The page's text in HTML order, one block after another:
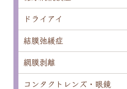
ドライアイ
結膜弛緩症
網膜剥離
コンタクトレンズ・眼鏡